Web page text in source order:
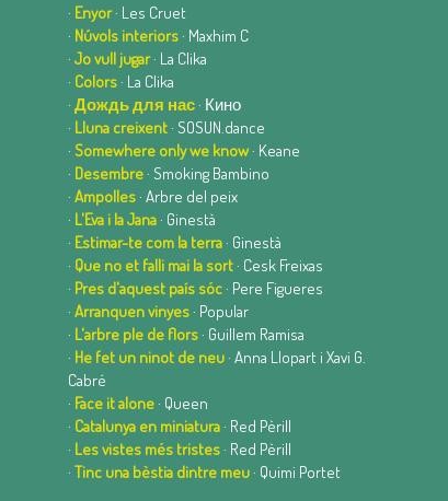
· Enyor· Les Cruet
· Núvols interiors· Maxhim C
· Jo vull jugar· La Clika
· Colors· La Clika
· Дождь для нас· Кино
· Lluna creixent· SOSUN.dance
· Somewhere only we know· Keane
· Desembre· Smoking Bambino
· Ampolles· Arbre del peix
· L'Eva i la Jana· Ginestà
· Estimar-te com la terra· Ginestà
· Que no et falli mai la sort· Cesk Freixas
· Pres d'aquest país sóc· Pere Figueres
· Arranquen vinyes· Popular
· L'arbre ple de flors· Guillem Ramisa
· He fet un ninot de neu· Anna Llopart i Xavi G.
Cabré
· Face it alone· Queen
· Catalunya en miniatura· Red Pèrill
· Les vistes més tristes· Red Pèrill
· Tinc una bèstia dintre meu· Quimi Portet